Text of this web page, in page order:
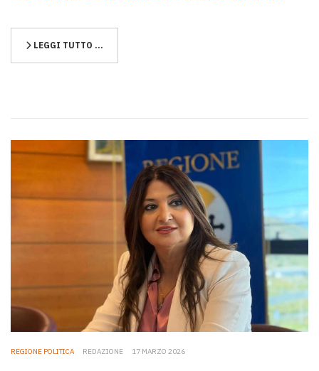
LEGGI TUTTO …
REGIONE POLITICA REDAZIONE 17 MARZO 2026